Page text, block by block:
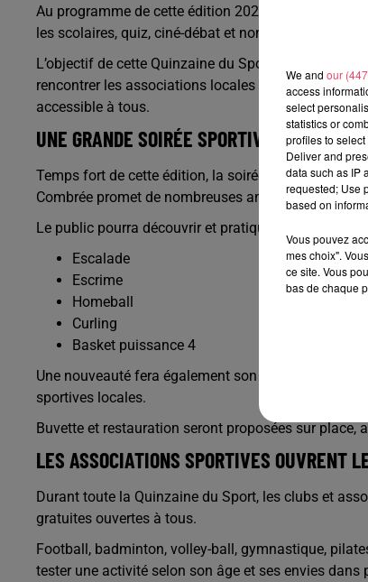
Au programme de cette édition 2026 : soirées
les scolaires, quiz, ciné-débat et nombreuses
L’objectif de cette Quinzaine du Sport est clair :
rencontrer les associations locales et promouvoir
accessible à tous.
UNE GRANDE SOIRÉE SPORTIVE LE 9 JUIN
Temps fort de cette édition, la soirée sportive
Combrée promet de nombreuses animations
Le public pourra découvrir et pratiquer différentes
Escalade
Escrime
Homeball
Curling
Basket puissance 4
Une nouveauté fera également son apparition cette
sportives locales.
Buvette et restauration seront proposées sur place,
LES ASSOCIATIONS SPORTIVES OUVRENT
Durant toute la Quinzaine du Sport, les clubs et
gratuites ouvertes à tous.
Football, badminton, volley-ball, gymnastique,
tester une activité selon son âge et ses envies
We and our
access
select
statistics or
profiles to
Deliver and
data such as IP
requested; Use
based on
Vous pouvez
mes choix".
ce site. Vous
bas de chaque